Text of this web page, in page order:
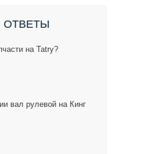
ОТВЕТЫ
на Tatry?
вал рулевой на Кинг